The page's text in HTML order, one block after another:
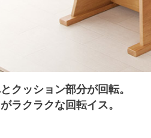
クッション部分が回転。
ラクラクな回転イス。